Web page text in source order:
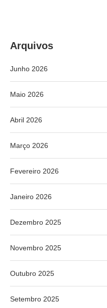
Arquivos
Junho 2026
Maio 2026
Abril 2026
Março 2026
Fevereiro 2026
Janeiro 2026
Dezembro 2025
Novembro 2025
Outubro 2025
Setembro 2025